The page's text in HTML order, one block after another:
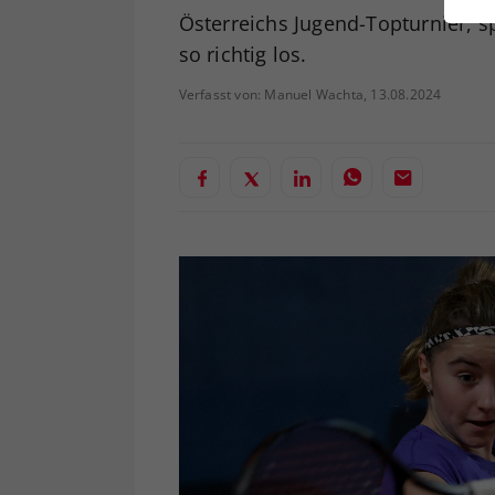
Österreichs Jugend-Topturnier,
so richtig los.
Verfasst von: Manuel Wachta, 13.08.2024